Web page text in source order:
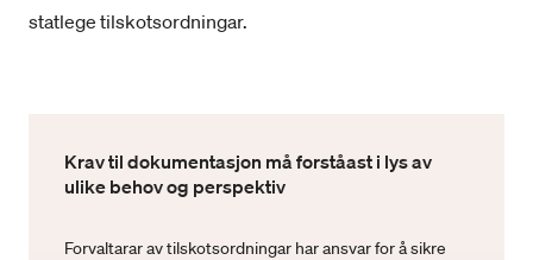
statlege tilskotsordningar.
Krav til dokumentasjon må forståast i lys av
ulike behov og perspektiv
Forvaltarar av tilskotsordningar har ansvar for å sikre